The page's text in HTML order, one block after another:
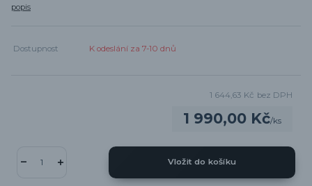
popis
Dostupnost K odeslání za 7-10 dnů
1 990,00 Kč/ks
1 644,63 Kč bez DPH
Vložit do košíku